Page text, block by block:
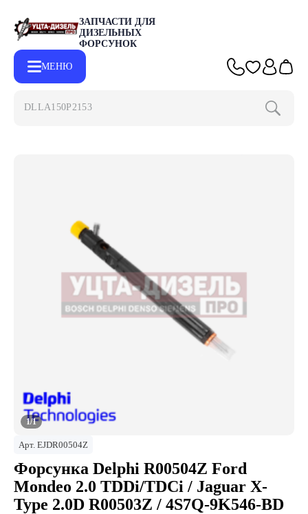
ЗАПЧАСТИ ДЛЯ
ДИЗЕЛЬНЫХ
ФОРСУНОК
МЕНЮ
DLLA150P2
1/1
Арт. EJDR00504Z
Форсунка Delphi R00504Z Ford
Mondeo 2.0 TDDi/TDCi / Jaguar X-
Type 2.0D R00503Z / 4S7Q-9K546-BD